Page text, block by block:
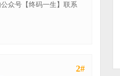
众号【终码一生】联系
2#